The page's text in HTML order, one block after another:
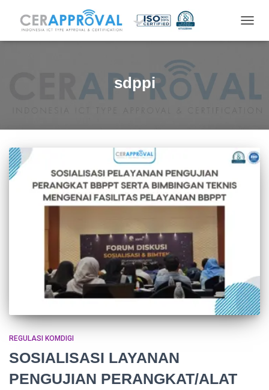
sdppi
REGULASI KOMDIGI
SOSIALISASI LAYANAN
PENGUJIAN PERANGKAT/ALAT